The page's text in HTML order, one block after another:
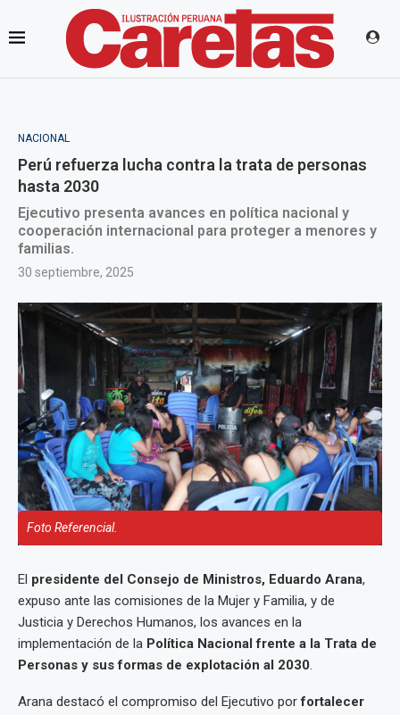
NACIONAL
Perú refuerza lucha contra la trata de personas
hasta 2030
Ejecutivo presenta avances en política nacional y
cooperación internacional para proteger a menores y
familias.
30 septiembre, 2025
Foto Referencial.
El presidente del Consejo de Ministros, Eduardo Arana,
expuso ante las comisiones de la Mujer y Familia, y de
Justicia y Derechos Humanos, los avances en la
implementación de la Política Nacional frente a la Trata de
Personas y sus formas de explotación al 2030.
Arana destacó el compromiso del Ejecutivo porfortalecer